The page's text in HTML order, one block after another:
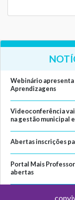
Webinário
Aprendizagens
Videoconferência
na gestão municipal
Abertas inscrições
Portal Mais
abertas